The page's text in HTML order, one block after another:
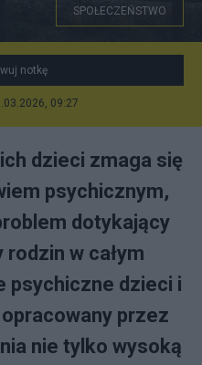
SPOŁECZEŃSTWO
notkę
09:27
dzieci zmaga się
psychicznym,
dotykający
w całym
psychiczne dzieci i
przez
nie tylko wysoką